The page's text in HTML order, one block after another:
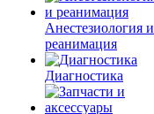
Анестезиология и
реанимация
Диагностика